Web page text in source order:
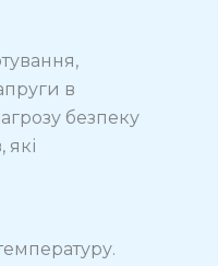
в
безпеку
які